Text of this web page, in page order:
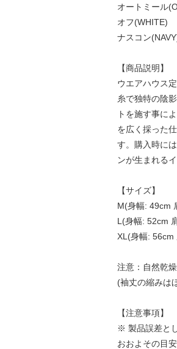
オートミール
オフ(WHITE)
ナスコン
【商品説明】
ウエアハウス
糸で独特の陰
トを施す事に
を広く採った
す。購入時に
ンが生まれる
【サイズ】
M(身幅: 49cm
L(身幅: 52cm
XL(身幅: 56cm
注意：自然乾
(袖丈の縮みは
【注意事項】
※ 製品誤差と
おおよその目